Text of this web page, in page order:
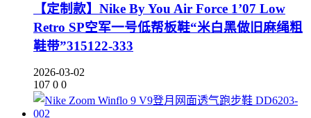
【定制款】Nike By You Air Force 1’07 Low
Retro SP空军一号低帮板鞋“米白黑做旧麻绳粗
鞋带”315122-333
2026-03-02
107 0 0